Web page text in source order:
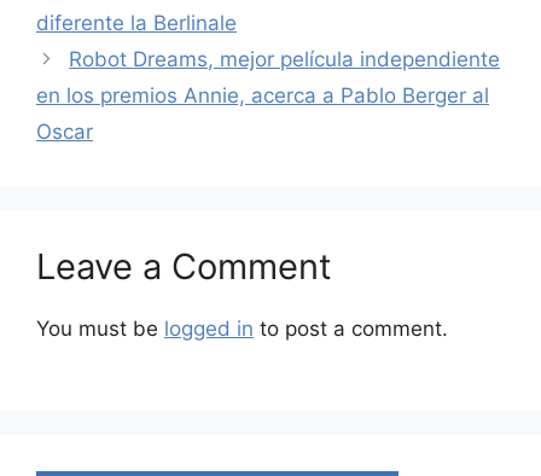
diferente la Berlinale
Robot Dreams, mejor película independiente
en los premios Annie, acerca a Pablo Berger al
Oscar
Leave a Comment
You must be logged in to post a comment.